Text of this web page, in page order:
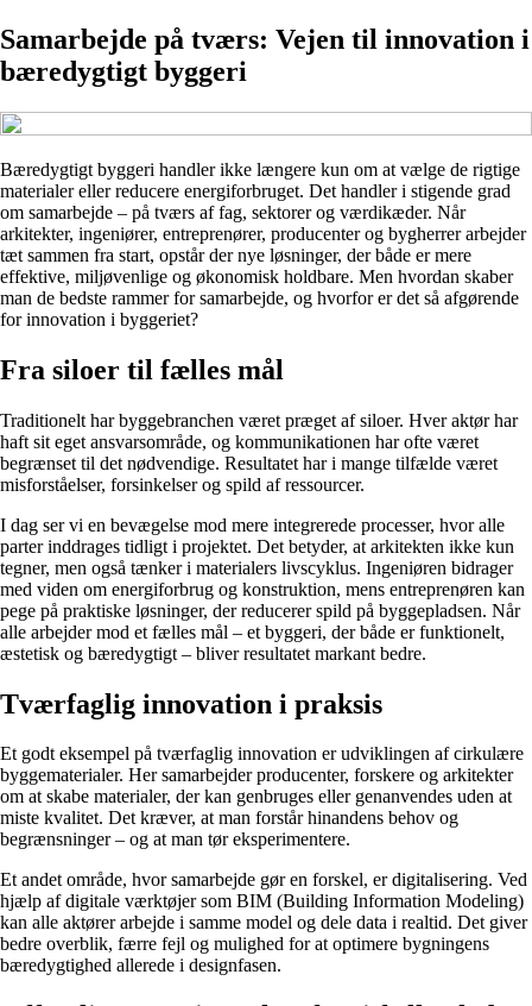
Samarbejde på tværs: Vejen til innovation i
bæredygtigt byggeri
Bæredygtigt byggeri handler ikke længere kun om at vælge de rigtige
materialer eller reducere energiforbruget. Det handler i stigende grad
om samarbejde – på tværs af fag, sektorer og værdikæder. Når
arkitekter, ingeniører, entreprenører, producenter og bygherrer arbejder
tæt sammen fra start, opstår der nye løsninger, der både er mere
effektive, miljøvenlige og økonomisk holdbare. Men hvordan skaber
man de bedste rammer for samarbejde, og hvorfor er det så afgørende
for innovation i byggeriet?
Fra siloer til fælles mål
Traditionelt har byggebranchen været præget af siloer. Hver aktør har
haft sit eget ansvarsområde, og kommunikationen har ofte været
begrænset til det nødvendige. Resultatet har i mange tilfælde været
misforståelser, forsinkelser og spild af ressourcer.
I dag ser vi en bevægelse mod mere integrerede processer, hvor alle
parter inddrages tidligt i projektet. Det betyder, at arkitekten ikke kun
tegner, men også tænker i materialers livscyklus. Ingeniøren bidrager
med viden om energiforbrug og konstruktion, mens entreprenøren kan
pege på praktiske løsninger, der reducerer spild på byggepladsen. Når
alle arbejder mod et fælles mål – et byggeri, der både er funktionelt,
æstetisk og bæredygtigt – bliver resultatet markant bedre.
Tværfaglig innovation i praksis
Et godt eksempel på tværfaglig innovation er udviklingen af cirkulære
byggematerialer. Her samarbejder producenter, forskere og arkitekter
om at skabe materialer, der kan genbruges eller genanvendes uden at
miste kvalitet. Det kræver, at man forstår hinandens behov og
begrænsninger – og at man tør eksperimentere.
Et andet område, hvor samarbejde gør en forskel, er digitalisering. Ved
hjælp af digitale værktøjer som BIM (Building Information Modeling)
kan alle aktører arbejde i samme model og dele data i realtid. Det giver
bedre overblik, færre fejl og mulighed for at optimere bygningens
bæredygtighed allerede i designfasen.